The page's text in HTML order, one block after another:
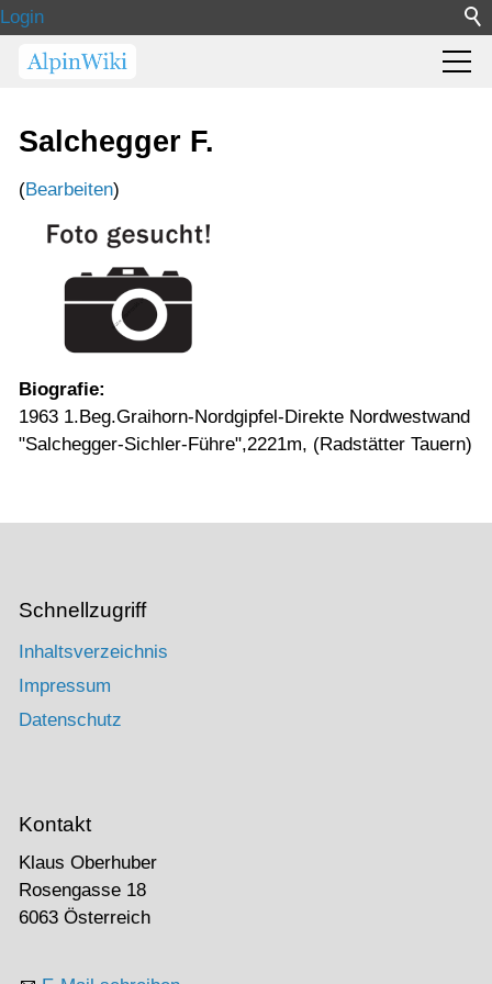
Login
Salchegger F.
(Bearbeiten)
Biografie:
1963 1.Beg.Graihorn-Nordgipfel-Direkte Nordwestwand
"Salchegger-Sichler-Führe",2221m, (Radstätter Tauern)
Schnellzugriff
Inhaltsverzeichnis
Impressum
Datenschutz
Kontakt
Klaus Oberhuber
Rosengasse 18
6063 Österreich